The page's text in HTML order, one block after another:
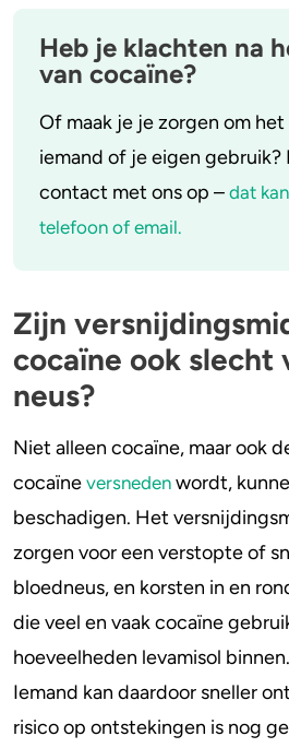
Heb je klachten na
van cocaïne?
Of maak je je zorgen om
iemand of je eigen gebruik?
contact met ons op – dat
telefoon of email.
Zijn
cocaïne ook slecht
neus?
Niet alleen cocaïne, maar ook
cocaïne versneden wordt,
beschadigen. Het
zorgen voor een verstopte of
bloedneus, en korsten in en
die veel en vaak cocaïne
hoeveelheden levamisol
Iemand kan daardoor sneller
risico op ontstekingen is nog